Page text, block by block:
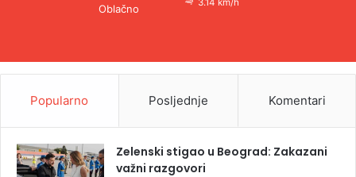
Oblačno
Popularno Posljednje Komentari
Zelenski stigao u Beograd: Zakazani
važni razgovori